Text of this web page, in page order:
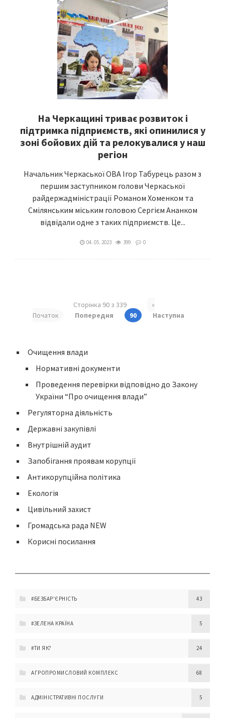
На Черкащині триває розвиток і
підтримка підприємств, які опинилися у
зоні бойових дій та релокувалися у наш
регіон
Начальник Черкаської ОВА Ігор Табурець разом з
першим заступником голови Черкаської
райдержадміністрації Романом Хоменком та
Смілянським міським головою Сергієм Ананком
відвідали одне з таких підприємств. Це...
04. 05. 2023 399 0
Сторінка 90 з 339
«
Початок
Попередня 90 Наступна
Очищення влади
Нормативні документи
Проведення перевірки відповідно до Закону
України “Про очищення влади”
Регуляторна діяльність
Державні закупівлі
Внутрішній аудит
Запобігання проявам корупції
Антикорупційна політика
Екологія
Цивільний захист
Громадська рада NEW
Корисні посилання
#БЕЗБАР'ЄРНІСТЬ 43
#ЗЕЛЕНА КРАЇНА 5
#ТИ ЯК? 24
АГРОПРОМИСЛОВИЙ КОМПЛЕКС 68
АДМІНІСТРАТИВНІ ПОСЛУГИ 5